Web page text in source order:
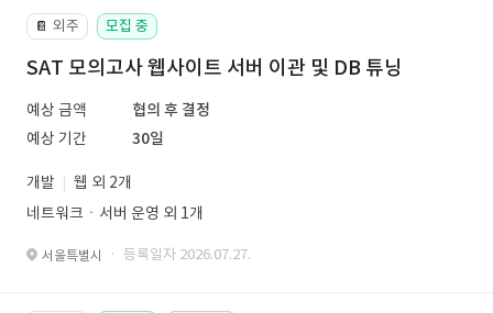
📔 외주 모집 중
SAT 모의고사 웹사이트 서버 이관 및 DB 튜닝
예상 금액
협의 후 결정
예상 기간
30일
개발
웹 외 2개
네트워크ㆍ서버 운영 외 1개
서울특별시 · 등록일자 2026.07.27.